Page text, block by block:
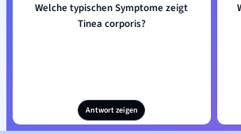
Welche typischen Symptome zeigt
Tinea corporis?
Antwort zeigen